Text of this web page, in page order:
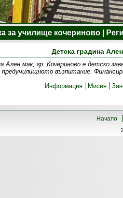
за училище кочериново |
Детска градина
Ален мак, гр. Кочериново е детско
възпитание.
Информация
Мисия
Начало